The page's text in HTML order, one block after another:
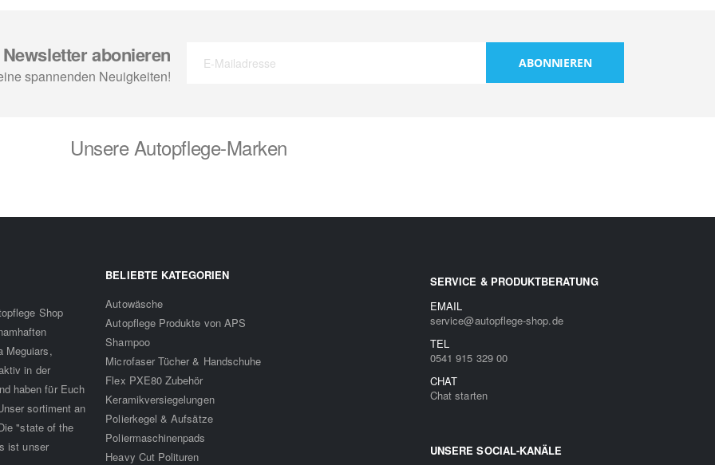
Newsletter abonieren
spannenden Neuigkeiten!
ABONNIEREN
Unsere Autopflege-Marken
Shop
Meguiars,
in der
haben für Euch
sortiment an
"state of the
ist unser
BELIEBTE KATEGORIEN
Autowäsche
Autopflege Produkte von APS
Shampoo
Microfaser Tücher & Handschuhe
Flex PXE80 Zubehör
Keramikversiegelungen
Polierkegel & Aufsätze
Poliermaschinenpads
Heavy Cut Polituren
SERVICE & PRODUKTBERATUNG
EMAIL
service@autopflege-shop.de
TEL
0541 915 329 00
CHAT
Chat starten
UNSERE SOCIAL-KANÄLE